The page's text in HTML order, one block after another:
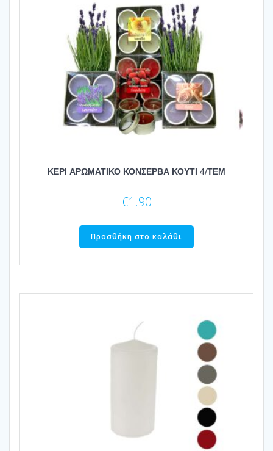
ΚΕΡΙ ΑΡΩΜΑΤΙΚΟ ΚΟΝΣΕΡΒΑ ΚΟΥΤΙ 4/ΤΕΜ
€1.90
Προσθήκη στο καλάθι